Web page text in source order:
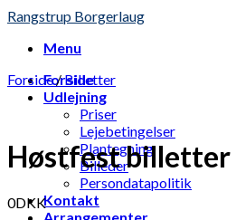
Skip
content
Rangstrup Borgerlaug
Menu
Forside
Udlejning
Priser
Lejebetingelser
Plantegning
Billeder
Persondatapolitik
Kontakt
Forside/Billetter
Høstfest billetter
0DKK